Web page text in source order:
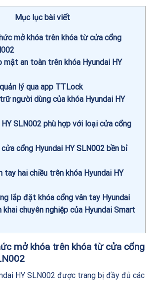
Mục lục bài viết
mở khóa trên khóa từ cửa cổng
mật an toàn trên khóa Hyundai HY
lý qua app TTLock
người dùng của khóa Hyundai HY
HY SLN002 phù hợp với loại cửa cổng
cổng Hyundai HY SLN002 bền bỉ
tay hai chiều trên khóa Hyundai HY
lắp đặt khóa cổng vân tay Hyundai
chuyên nghiệp của Hyundai Smart
mở khóa trên khóa từ cửa cổng
HY SLN002 được trang bị đầy đủ các